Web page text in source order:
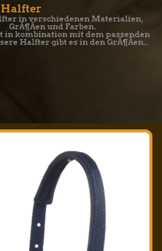
Halfter
in verschiedenen Materialien,
GrÃ¶Ãen und Farben.
in kombination mit dem passenden
Halfter gibt es in den GrÃ¶Ãen